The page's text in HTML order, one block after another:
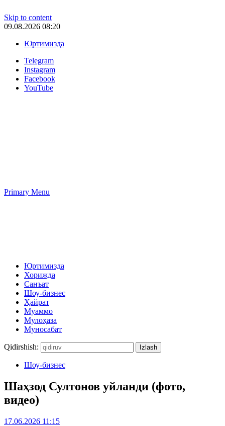
Skip to content
09.08.2026 08:20
Юртимизда
Telegram
Instagram
Facebook
YouTube
Primary Menu
Юртимизда
Хорижда
Санъат
Шоу-бизнес
Ҳайрат
Муаммо
Мулоҳаза
Муносабат
Qidirshish:
Шоу-бизнес
Шаҳзод Султонов уйланди (фото,
видео)
17.06.2026 11:15